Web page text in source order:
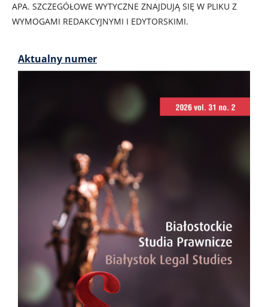
APA. SZCZEGÓŁOWE WYTYCZNE ZNAJDUJĄ SIĘ W PLIKU Z
WYMOGAMI REDAKCYJNYMI I EDYTORSKIMI.
Aktualny numer